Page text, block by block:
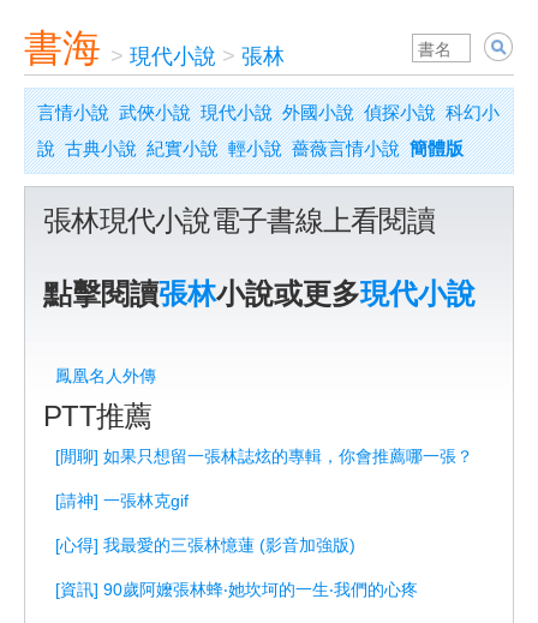
書海 > 現代小說 > 張林
言情小說 武俠小說 現代小說 外國小說 偵探小說 科幻小
說 古典小說 紀實小說 輕小說 薔薇言情小說 簡體版
張林現代小說電子書線上看閱讀
點擊閱讀張林小說或更多現代小說
鳳凰名人外傳
PTT推薦
[閒聊] 如果只想留一張林誌炫的專輯，你會推薦哪一張？
[請神] 一張林克gif
[心得] 我最愛的三張林憶蓮 (影音加強版)
[資訊] 90歲阿嬤張林蜂‧她坎坷的一生‧我們的心疼